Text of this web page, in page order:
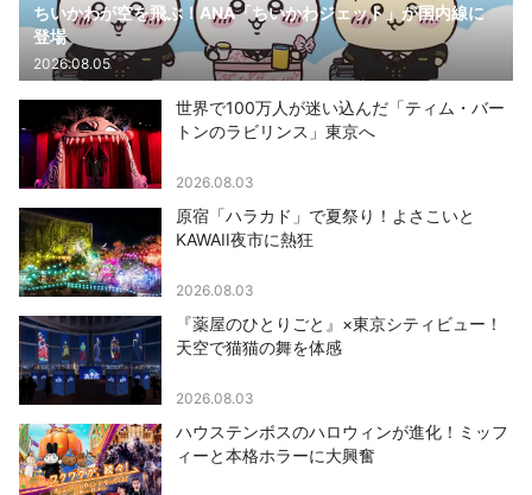
ちいかわが空を飛ぶ！ANA「ちいかわジェット」が国内線に
登場
2026.08.05
世界で100万人が迷い込んだ「ティム・バー
トンのラビリンス」東京へ
2026.08.03
原宿「ハラカド」で夏祭り！よさこいと
KAWAII夜市に熱狂
2026.08.03
『薬屋のひとりごと』×東京シティビュー！
天空で猫猫の舞を体感
2026.08.03
ハウステンボスのハロウィンが進化！ミッフ
ィーと本格ホラーに大興奮